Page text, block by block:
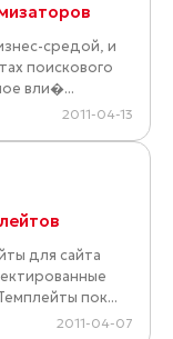
средой, и
поискового
вли�...
2011-04-13
для сайта
пок...
2011-04-07